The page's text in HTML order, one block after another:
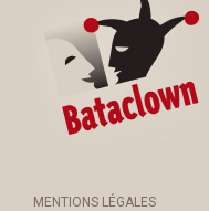
MENTIONS LÉGALES